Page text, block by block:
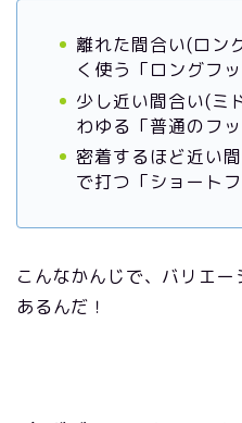
離れた間合い(ロン
く使う「ロングフッ
少し近い間合い(ミ
わゆる「普通のフッ
密着するほど近い
で打つ「ショートフ
こんなかんじで、バリエ
あるんだ！